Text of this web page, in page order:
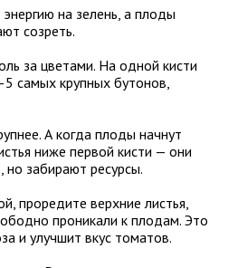
на зелень, а плоды
созреть.
за цветами. На одной кисти
самых крупных бутонов,
А когда плоды начнут
ниже первой кисти — они
забирают ресурсы.
проредите верхние листья,
проникали к плодам. Это
и улучшит вкус томатов.